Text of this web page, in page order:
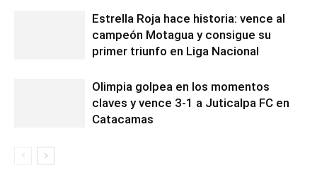
Estrella Roja hace historia: vence al
campeón Motagua y consigue su
primer triunfo en Liga Nacional
Olimpia golpea en los momentos
claves y vence 3-1 a Juticalpa FC en
Catacamas